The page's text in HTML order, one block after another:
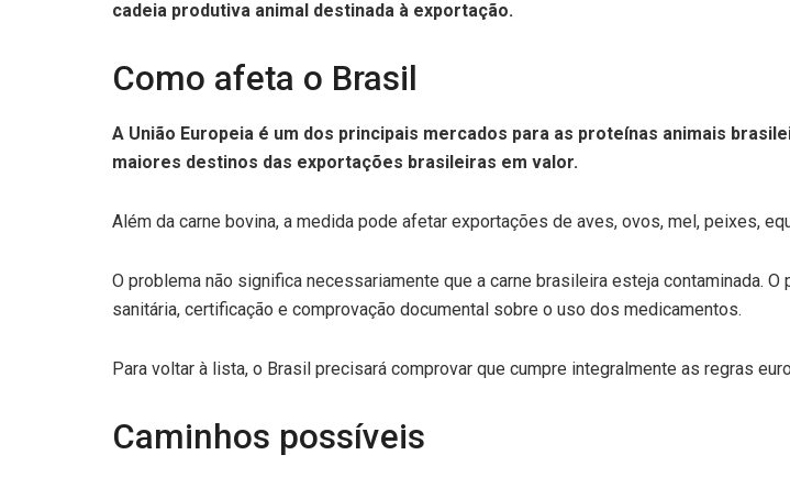
cadeia produtiva animal destinada à exportação.
Como afeta o Brasil
A União Europeia é um dos principais mercados para as proteínas animais
maiores destinos das exportações brasileiras em valor.
Além da carne bovina, a medida pode afetar exportações de aves, ovos, mel, peixes,
O problema não significa necessariamente que a carne brasileira esteja contaminada.
sanitária, certificação e comprovação documental sobre o uso dos medicamentos.
Para voltar à lista, o Brasil precisará comprovar que cumpre integralmente as regras
Caminhos possíveis